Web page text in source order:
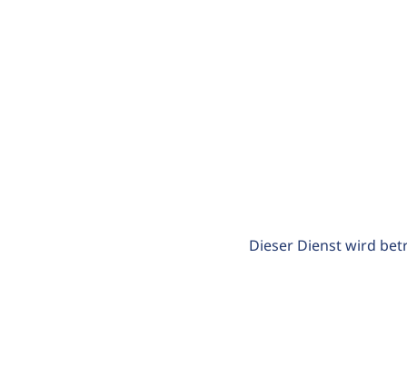
Dieser Dienst wird